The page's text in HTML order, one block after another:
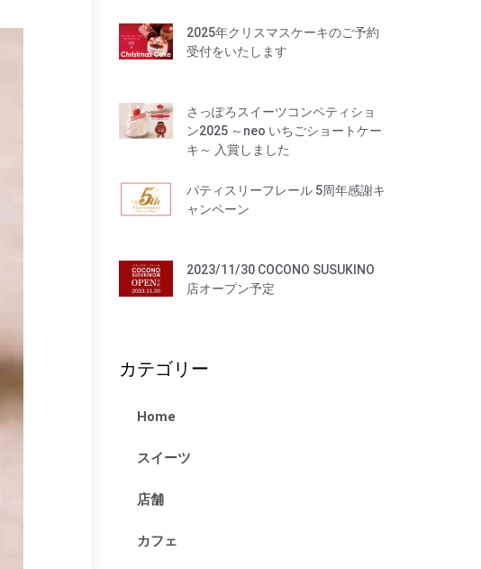
謝キャンペーン
2025年10月
2025年クリスマスケーキのご予約
受付をいたします
さっぽろスイーツコンペティショ
ン2025 ～neo いちごショートケー
キ～ 入賞しました
パティスリーフレール 5周年感謝キ
ャンペーン
2023/11/30 COCONO SUSUKINO
店オープン予定
カテゴリー
Home
スイーツ
店舗
カフェ